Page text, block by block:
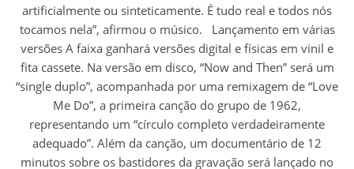
artificialmente ou sinteticamente. É tudo real e todos nós
tocamos nela”, afirmou o músico. Lançamento em várias
versões A faixa ganhará versões digital e físicas em vinil e
fita cassete. Na versão em disco, “Now and Then” será um
“single duplo”, acompanhada por uma remixagem de “Love
Me Do”, a primeira canção do grupo de 1962,
representando um “círculo completo verdadeiramente
adequado”. Além da canção, um documentário de 12
minutos sobre os bastidores da gravação será lançado no